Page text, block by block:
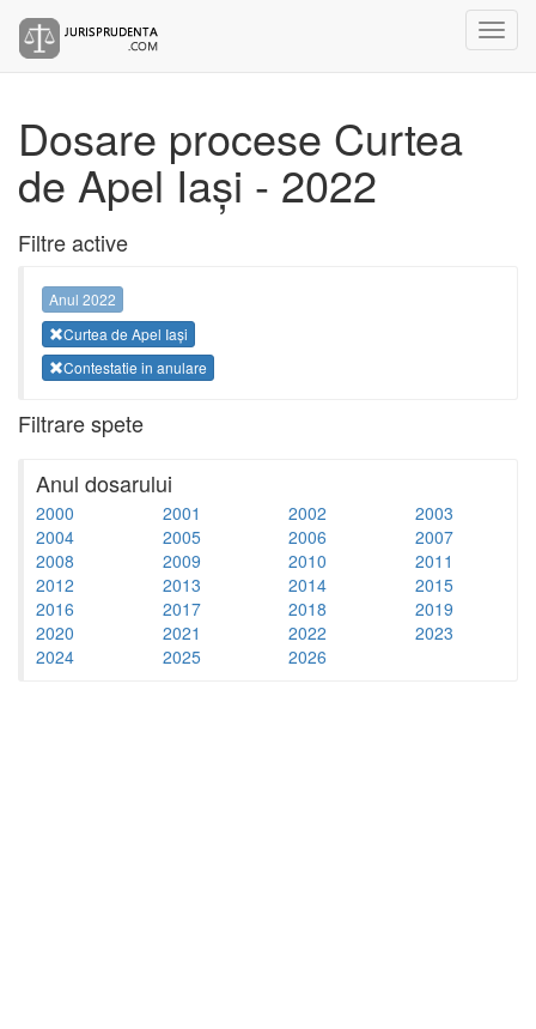
Dosare procese Curtea
de Apel Iași - 2022
Filtre active
Anul 2022
Curtea de Apel Iași
Contestatie in anulare
Filtrare spete
Anul dosarului
2000 2001 2002
2003
2004
2005 2006
2007
2008
2009 2010
2011
2012
2013 2014
2015
2016
2017 2018
2019
2020
2021 2022
2023
2024
2025 2026